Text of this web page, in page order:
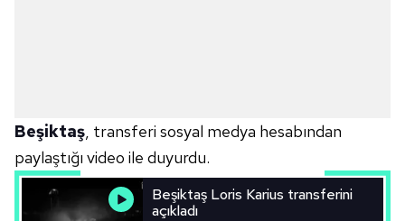
Beşiktaş, transferi sosyal medya hesabından
paylaştığı video ile duyurdu.
Beşiktaş Loris Karius transferini
açıkladı